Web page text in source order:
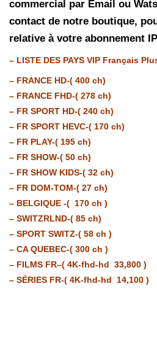
commercial par Email ou
contact de notre boutique,
relative à votre abonnement
– LISTE DES PAYS VIP Français
– FRANCE HD-( 400 ch)
– FRANCE FHD-( 278 ch)
– FR SPORT HD-( 240 ch)
– FR SPORT HEVC-( 170 ch)
– FR PLAY-( 195 ch)
– FR SHOW-( 50 ch)
– FR SHOW KIDS-( 32 ch)
– FR DOM-TOM-( 27 ch)
– BELGIQUE -( 170 ch )
– SWITZRLND-( 85 ch)
– SPORT SWITZ-( 58 ch )
– CA QUEBEC-( 300 ch )
– FILMS FR–( 4K-fhd-hd 33,800 )
– SÉRIES FR-( 4K-fhd-hd 14,100 )